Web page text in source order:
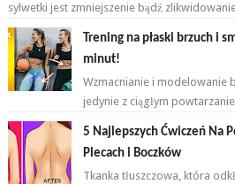
sylwetki jest zmniejszenie bądź
Trening na płaski brzuch i
minut!
Wzmacnianie i modelowanie
jedynie z ciągłym
przemian. Brzuch to nie jeden...
5 Najlepszych Ćwiczeń Na
Plecach i Boczków
Tkanka tłuszczowa, która